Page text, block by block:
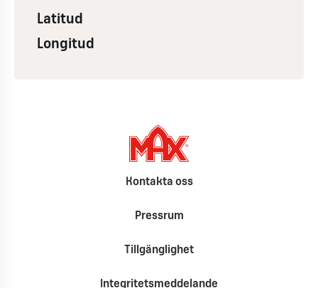
Latitud
Longitud
Kontakta oss
Pressrum
Tillgänglighet
Integritetsmeddelande